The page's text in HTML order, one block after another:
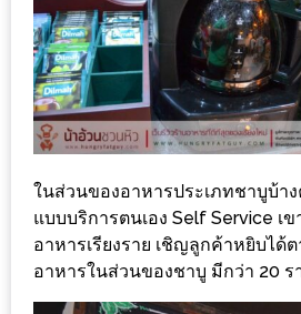
ไหม?
แวะ
ผิง
ไฟ
ปิ้ง
มาร์ช
เมล
โล่
ในส่วนของอาหารประเภทชาบูบ้า
แบบบริการตนเอง Self Service เ
อาหารเรียงราย เชิญลูกค้าหยิบได้
อาหารในส่วนของชาบู มีกว่า 20